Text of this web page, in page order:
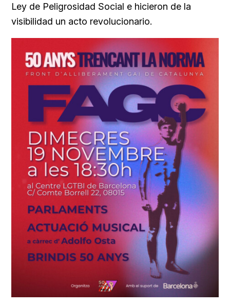
Ley de Peligrosidad Social e hicieron de la
visibilidad un acto revolucionario.